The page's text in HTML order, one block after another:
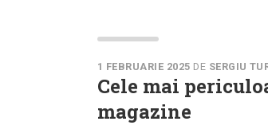
1 FEBRUARIE 2025 DE SERGIU
Cele mai
magazine